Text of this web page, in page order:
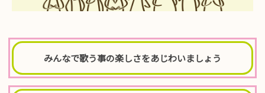
みんなで歌う事の楽しさをあじわいましょう